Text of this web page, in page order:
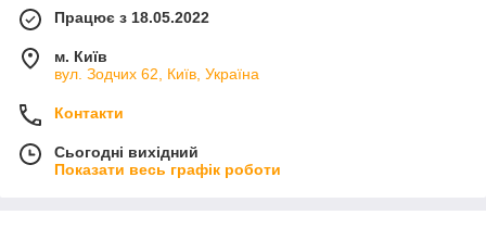
Працює з 18.05.2022
м. Київ
вул. Зодчих 62, Київ, Україна
Контакти
Сьогодні вихідний
Показати весь графік роботи